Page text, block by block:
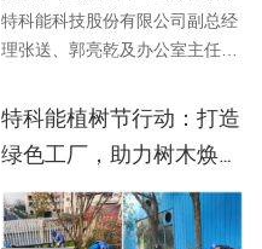
特科能科技股份有限公司副总经
理张送、郭亮乾及办公室主任钟
特科能植树节行动：打造
绿色工厂，助力树木焕发
生机